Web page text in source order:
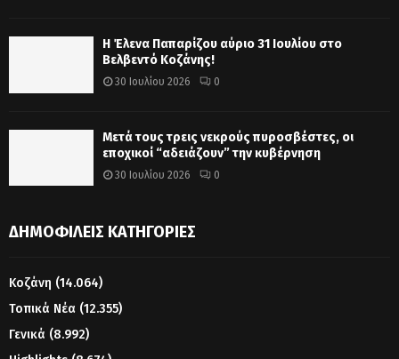
Η Έλενα Παπαρίζου αύριο 31 Ιουλίου στο
Βελβεντό Κοζάνης!
30 Ιουλίου 2026 0
Μετά τους τρεις νεκρούς πυροσβέστες, οι
εποχικοί “αδειάζουν” την κυβέρνηση
30 Ιουλίου 2026 0
ΔΗΜΟΦΙΛΕΊΣ ΚΑΤΗΓΟΡΊΕΣ
Κοζάνη (14.064)
Τοπικά Νέα (12.355)
Γενικά (8.992)